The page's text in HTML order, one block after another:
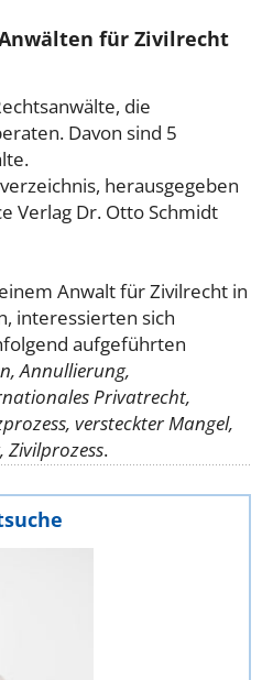
für Zivilrecht
die
Davon sind 5
herausgegeben
Verlag Dr. Otto Schmidt
Anwalt für Zivilrecht in
interessierten sich
aufgeführten
Annullierung,
Privatrecht,
versteckter Mangel,
.